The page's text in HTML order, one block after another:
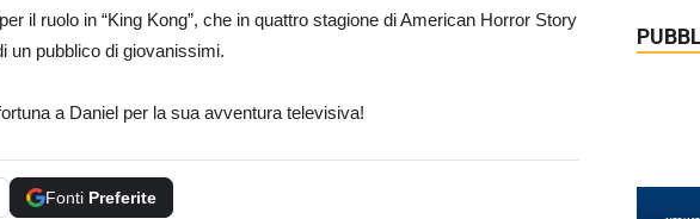
il ruolo in “King Kong”, che in quattro stagione di American Horror Story
un pubblico di giovanissimi.
a Daniel per la sua avventura televisiva!
Fonti Preferite